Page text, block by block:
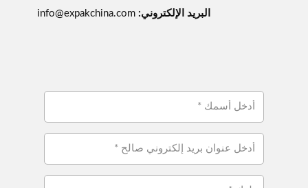
البريد الإلكتروني: info@expakchina.com